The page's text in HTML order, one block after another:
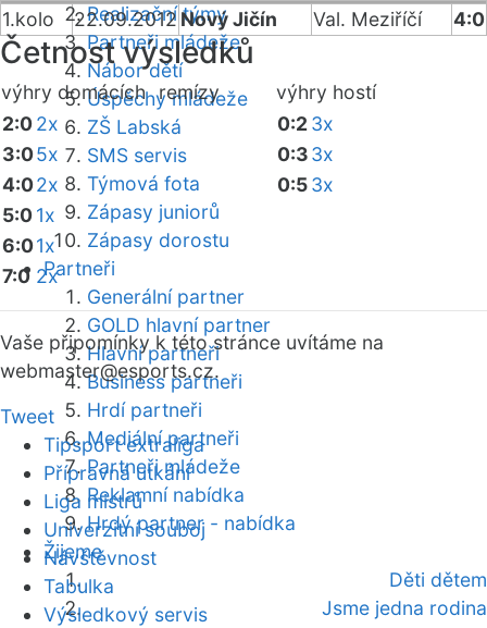
Realizační týmy
Partneři mládeže
Nábor dětí
Úspěchy mládeže
ZŠ Labská
SMS servis
Týmová fota
Zápasy juniorů
Zápasy dorostu
Partneři
Generální partner
GOLD hlavní partner
Hlavní partneři
Business partneři
Hrdí partneři
Mediální partneři
Partneři mládeže
Reklamní nabídka
Hrdý partner - nabídka
Žijeme
Děti dětem
Jsme jedna rodina
1.kolo
22.09.2012 Nový Jičín Val. Meziříčí 4:0
Četnost výsledků
výhry domácíchremízy výhry hostí
2:02x
3:05x
4:02x
5:01x
6:01x
7:0 2x
0:23x
0:33x
0:53x
Vaše připomínky k této stránce uvítáme na
webmaster@esports.cz.
Tweet
Tipsport extraliga
Přípravná utkání
Liga mistrů
Univerzitní souboj
Návštěvnost
Tabulka
Výsledkový servis